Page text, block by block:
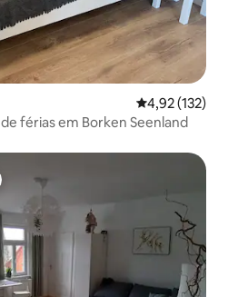
4,92 de uma
4,92 (132)
férias em Borken Seenland